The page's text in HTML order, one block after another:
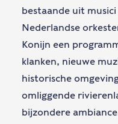
bestaande uit
Nederlandse
Konijn een
klanken, nieuwe
historische
omliggende
bijzondere